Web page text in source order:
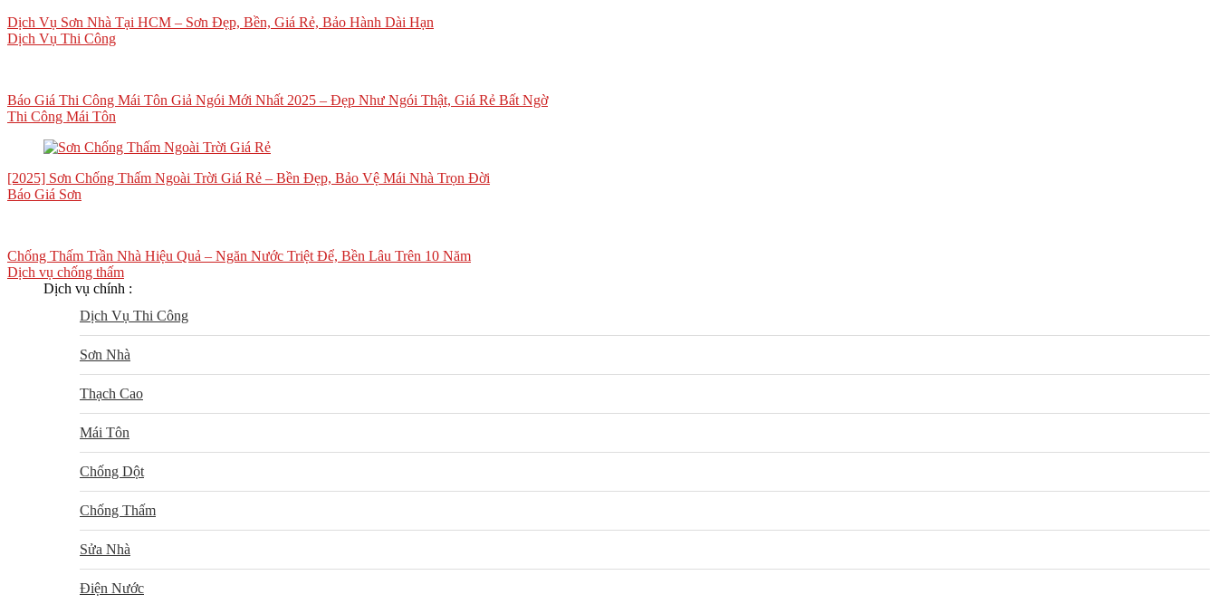
Dịch Vụ Sơn Nhà Tại HCM – Sơn Đẹp, Bền, Giá Rẻ, Bảo Hành Dài Hạn
Dịch Vụ Thi Công
Báo Giá Thi Công Mái Tôn Giả Ngói Mới Nhất 2025 – Đẹp Như Ngói Thật, Giá Rẻ Bất Ngờ
Thi Công Mái Tôn
[2025] Sơn Chống Thấm Ngoài Trời Giá Rẻ – Bền Đẹp, Bảo Vệ Mái Nhà Trọn Đời
Báo Giá Sơn
Chống Thấm Trần Nhà Hiệu Quả – Ngăn Nước Triệt Để, Bền Lâu Trên 10 Năm
Dịch vụ chống thấm
Dịch vụ chính :
Dịch Vụ Thi Công
Sơn Nhà
Thạch Cao
Mái Tôn
Chống Dột
Chống Thấm
Sửa Nhà
Điện Nước